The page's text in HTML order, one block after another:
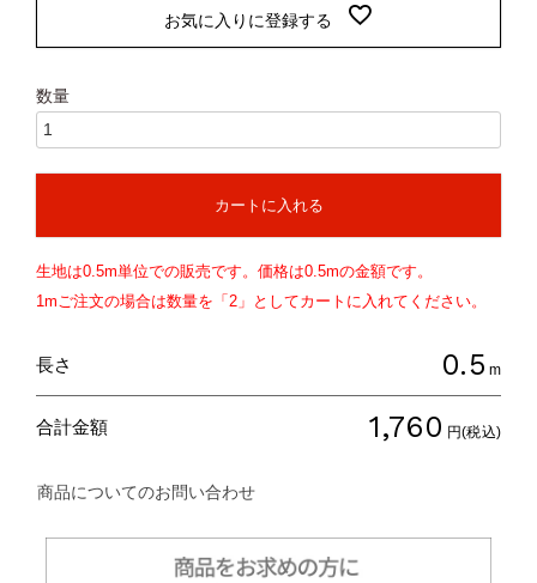
お気に入りに登録する
カートに入れる
生地は0.5m単位での販売です。価格は0.5mの金額です。
1mご注文の場合は数量を「2」としてカートに入れてください。
長さ 0.5 m
合計金額 1,760 円(税込)
商品についてのお問い合わせ